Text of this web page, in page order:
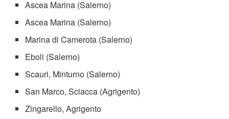
Ascea Marina (Salerno)
Ascea Marina (Salerno)
Marina di Camerota (Salerno)
Eboli (Salerno)
Scauri, Minturno (Salerno)
San Marco, Sciacca (Agrigento)
Zingarello, Agrigento